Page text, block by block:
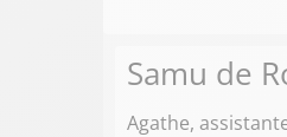
Samu de
Agathe,